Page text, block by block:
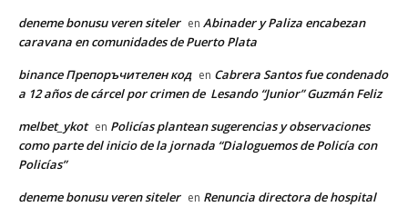
deneme bonusu veren siteler en Abinader y Paliza encabezan
caravana en comunidades de Puerto Plata
binance Препоръчителен код en Cabrera Santos fue condenado
a 12 años de cárcel por crimen de Lesando “Junior” Guzmán Feliz
melbet_ykot en Policías plantean sugerencias y observaciones
como parte del inicio de la jornada “Dialoguemos de Policía con
Policías”
deneme bonusu veren siteler en Renuncia directora de hospital